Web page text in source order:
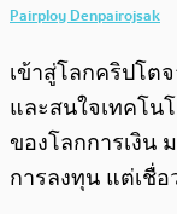
Pairploy Denpairojsak
เข้าสู่โลกคริปโตจ
และสนใจเทคโน
ของโลกการเงิน
การลงทุน แต่เชื่